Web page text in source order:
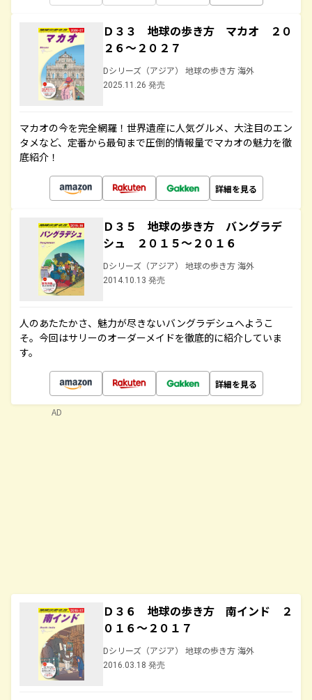
Ｄ３３ 地球の歩き方 マカオ ２０
２６～２０２７
Dシリーズ（アジア） 地球の歩き方 海外
2025.11.26 発売
マカオの今を完全網羅！世界遺産に人気グルメ、大注目のエン
タメなど、定番から最旬まで圧倒的情報量でマカオの魅力を徹
底紹介！
詳細を見る
Ｄ３５ 地球の歩き方 バングラデ
シュ ２０１５～２０１６
Dシリーズ（アジア） 地球の歩き方 海外
2014.10.13 発売
人のあたたかさ、魅力が尽きないバングラデシュへようこ
そ。今回はサリーのオーダーメイドを徹底的に紹介していま
す。
詳細を見る
Ｄ３６ 地球の歩き方 南インド ２
０１６～２０１７
Dシリーズ（アジア） 地球の歩き方 海外
2016.03.18 発売
AD